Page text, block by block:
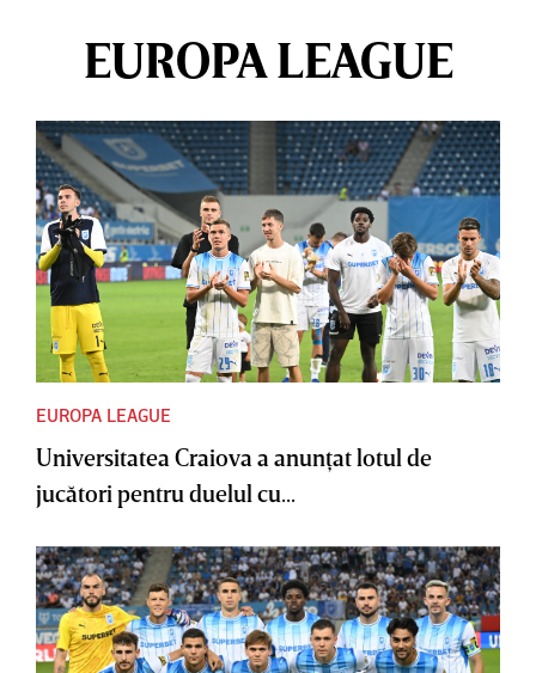
EUROPA LEAGUE
EUROPA LEAGUE
Universitatea Craiova a anunţat lotul de
jucători pentru duelul cu...